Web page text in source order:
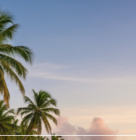
Abonnieren